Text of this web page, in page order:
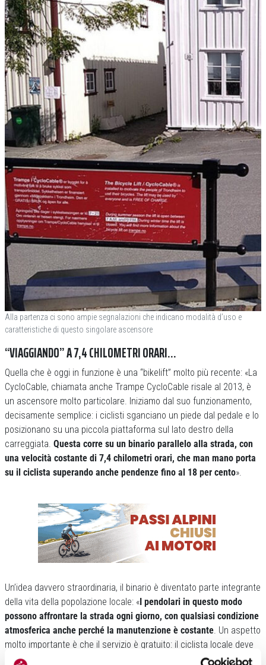
Alla partenza ci sono ampie segnalazioni che indicano modalità d’uso e
caratteristiche di questo singolare ascensore
“VIAGGIANDO” A 7,4 CHILOMETRI ORARI…
Quella che è oggi in funzione è una “bikelift” molto più recente: «La
CycloCable, chiamata anche Trampe CycloCable risale al 2013, è
un ascensore molto particolare. Iniziamo dal suo funzionamento,
decisamente semplice: i ciclisti sganciano un piede dal pedale e lo
posizionano su una piccola piattaforma sul lato destro della
carreggiata. Questa corre su un binario parallelo alla strada, con
una velocità costante di 7,4 chilometri orari, che man mano porta
su il ciclista superando anche pendenze fino al 18 per cento».
Un’idea davvero straordinaria, il binario è diventato parte integrante
della vita della popolazione locale: «I pendolari in questo modo
possono affrontare la strada ogni giorno, con qualsiasi condizione
atmosferica anche perché la manutenzione è costante. Un aspetto
molto importante è che il servizio è gratuito: il ciclista locale deve
solo fare un abbonamento, senza dover pagare nulla, avendo così